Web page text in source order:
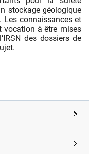
stockage géologique
Les connaissances et
vocation à être mises
des dossiers de